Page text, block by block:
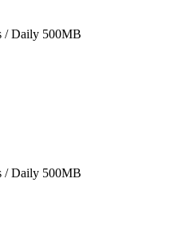
/ Daily 500MB
/ Daily 500MB